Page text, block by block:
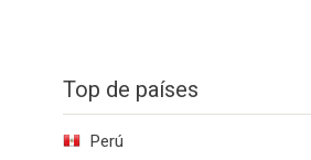
Top de países
Perú